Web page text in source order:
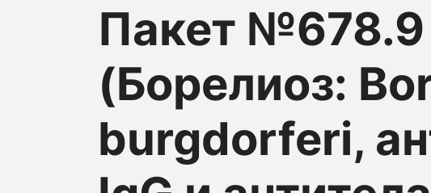
Пакет №678.9
(Борелиоз:
burgdorferi,